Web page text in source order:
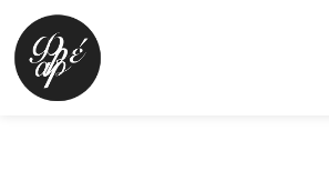
Μετάβαση
στο
περιεχόμενο